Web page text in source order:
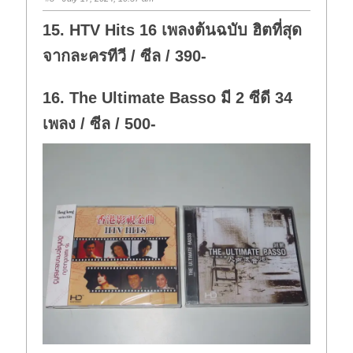
o
n
.
p
15. HTV Hits 16 เพลงต้นฉบับ ฮิตที่สุด
จากละครทีวี / ซีล / 390-
16. The Ultimate Basso มี 2 ซีดี 34
เพลง / ซีล / 500-